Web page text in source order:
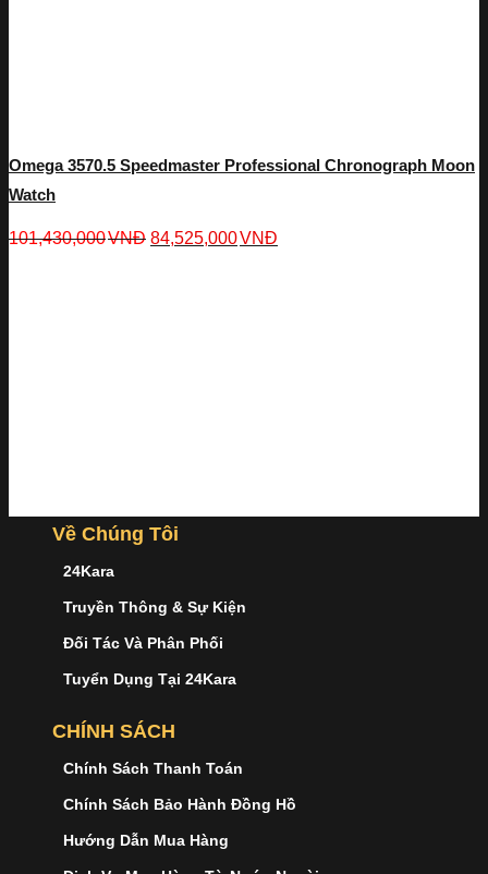
Omega 3570.5 Speedmaster Professional Chronograph Moon
Watch
101,430,000VNĐ 84,525,000VNĐ
Về Chúng Tôi
24Kara
Truyền Thông & Sự Kiện
Đối Tác Và Phân Phối
Tuyển Dụng Tại 24Kara
CHÍNH SÁCH
Chính Sách Thanh Toán
Chính Sách Bảo Hành Đồng Hồ
Hướng Dẫn Mua Hàng